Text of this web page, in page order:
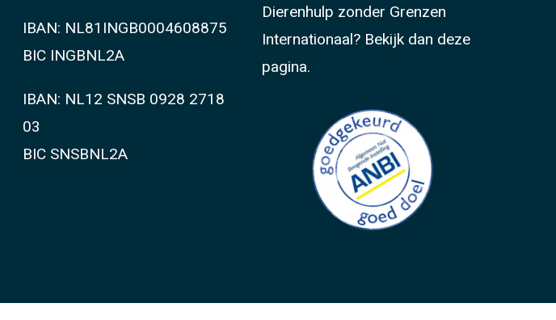
IBAN: NL81INGB0004608875
BIC INGBNL2A
IBAN: NL12 SNSB 0928 2718
03
BIC SNSBNL2A
Dierenhulp zonder Grenzen
Internationaal? Bekijk dan deze
pagina.